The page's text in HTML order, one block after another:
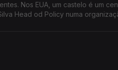
Nos EUA, um castelo é um
Head od Policy numa